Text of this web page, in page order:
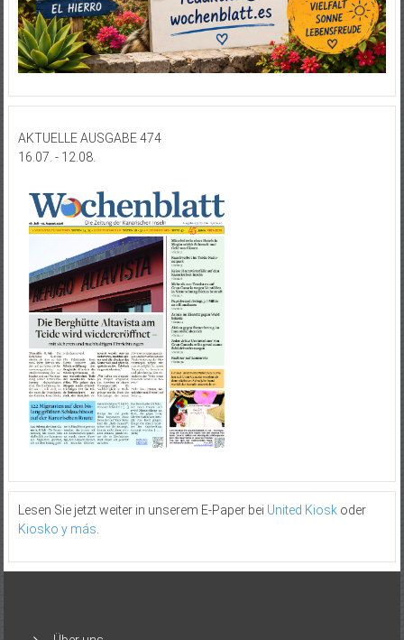
AKTUELLE AUSGABE 474
16.07. - 12.08.
Lesen Sie jetzt weiter in unserem E-Paper bei United Kioskoder
Kiosko y más